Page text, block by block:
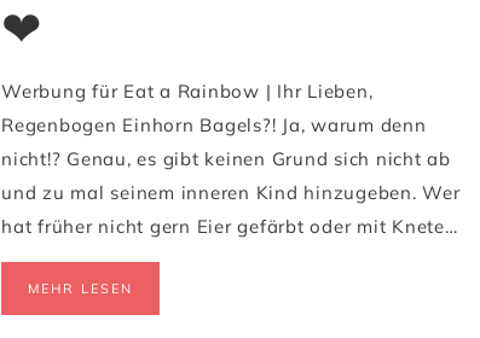
❤
Werbung für Eat a Rainbow | Ihr Lieben,
Regenbogen Einhorn Bagels?! Ja, warum denn
nicht!? Genau, es gibt keinen Grund sich nicht ab
und zu mal seinem inneren Kind hinzugeben. Wer
hat früher nicht gern Eier gefärbt oder mit Knete…
MEHR LESEN